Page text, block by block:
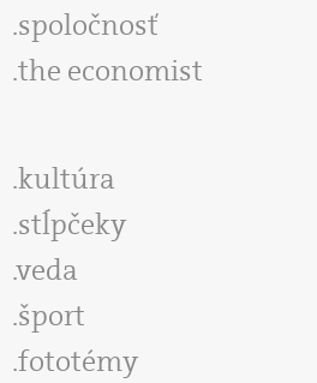
spoločnosť
the economist
kultúra
stĺpčeky
veda
šport
fototémy